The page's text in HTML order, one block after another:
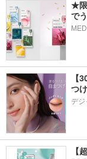
★限
で
【
つ
デジ
【